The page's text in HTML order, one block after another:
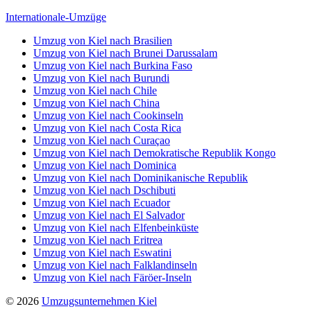
Internationale-Umzüge
Umzug von Kiel nach Brasilien
Umzug von Kiel nach Brunei Darussalam
Umzug von Kiel nach Burkina Faso
Umzug von Kiel nach Burundi
Umzug von Kiel nach Chile
Umzug von Kiel nach China
Umzug von Kiel nach Cookinseln
Umzug von Kiel nach Costa Rica
Umzug von Kiel nach Curaçao
Umzug von Kiel nach Demokratische Republik Kongo
Umzug von Kiel nach Dominica
Umzug von Kiel nach Dominikanische Republik
Umzug von Kiel nach Dschibuti
Umzug von Kiel nach Ecuador
Umzug von Kiel nach El Salvador
Umzug von Kiel nach Elfenbeinküste
Umzug von Kiel nach Eritrea
Umzug von Kiel nach Eswatini
Umzug von Kiel nach Falklandinseln
Umzug von Kiel nach Färöer-Inseln
© 2026 Umzugsunternehmen Kiel